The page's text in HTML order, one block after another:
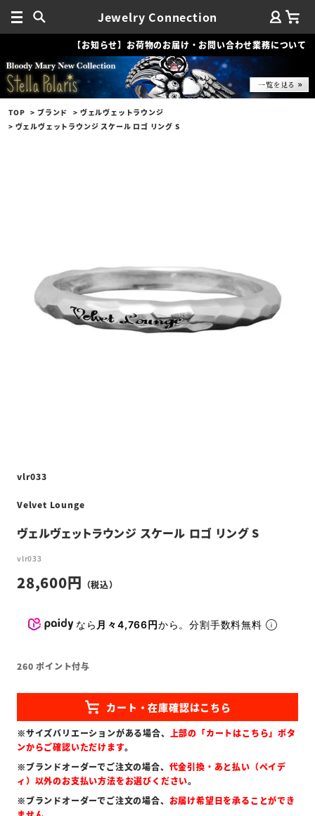
Jewelry Connection
【お知らせ】お荷物のお届け・お問い合わせ業務について
TOP ブランド
ヴェルヴェットラウンジ
ヴェルヴェットラウンジ スケール ロゴ リング S
vlr033
Velvet Lounge
ヴェルヴェットラウンジ スケール ロゴ リング S
vlr033
28,600
なら 月々4,766円から。分割手数料無料
260 ポイント付与
※サイズバリエーションがある場合、 上部の「カートはこちら」ボタ
ンからご確認いただけます。
※ブランドオーダーでご注文の場合、 代金引換・あと払い（ペイデ
ィ）以外のお支払い方法をお選びください。
※ブランドオーダーでご注文の場合、 お届け希望日を承ることができ